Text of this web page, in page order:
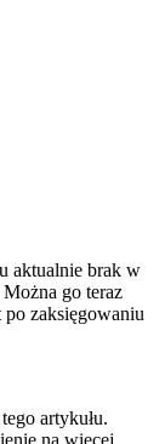
aktualnie brak w
go teraz
po zaksięgowaniu
artykułu.
na więcej